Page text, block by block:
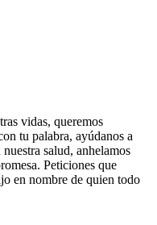
vidas, queremos
tu palabra, ayúdanos a
salud, anhelamos
Peticiones que
en nombre de quien todo